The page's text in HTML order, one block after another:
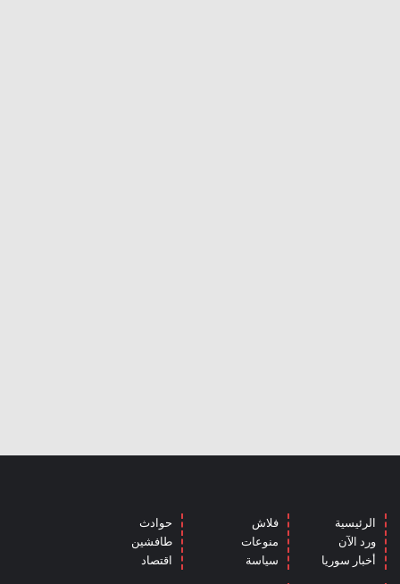
الرئيسية
ورد الآن
أخبار سوريا
فلاش
منوعات
سياسة
حوادث
طافشين
اقتصاد